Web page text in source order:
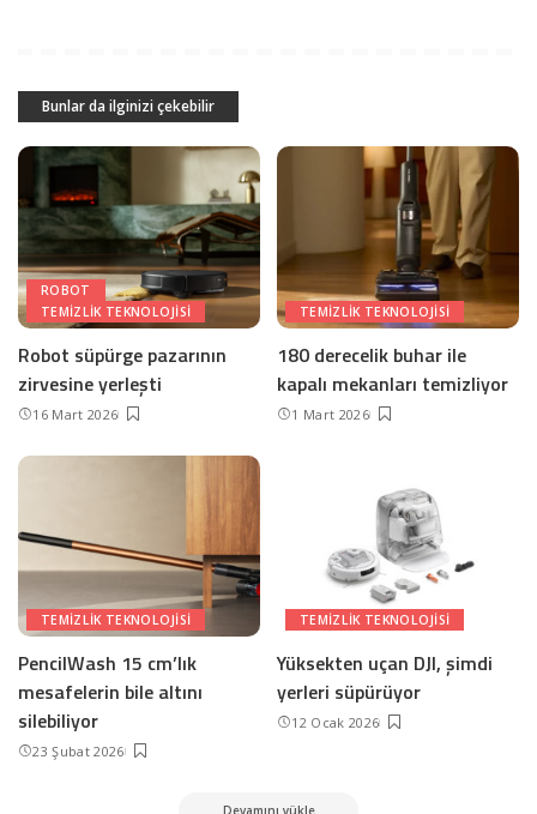
Bunlar da ilginizi çekebilir
ROBOT
TEMIZLIK TEKNOLOJISI
Robot süpürge pazarının
zirvesine yerleşti
16 Mart 2026
TEMIZLIK TEKNOLOJISI
180 derecelik buhar ile
kapalı mekanları temizliyor
1 Mart 2026
TEMIZLIK TEKNOLOJISI
PencilWash 15 cm’lık
mesafelerin bile altını
silebiliyor
23 Şubat 2026
TEMIZLIK TEKNOLOJISI
Yüksekten uçan DJI, şimdi
yerleri süpürüyor
12 Ocak 2026
Devamını yükle